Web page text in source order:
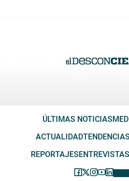
ÚLTIMAS NOTICIAS
ACTUALIDADTENDENCIAS
REPORTAJES ENTREVISTAS